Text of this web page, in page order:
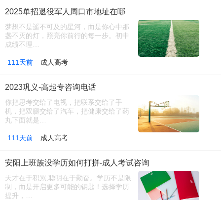
2025单招退役军人周口市地址在哪
梦想不是遥不可及的星河，而是你心中那
盏不灭的灯，照亮你前行的每一步。初中
成绩不理…
111天前 成人高考
2023巩义-高起专咨询电话
你把思考交给了电视，把联系交给了手
机，把双腿交给了汽车，把健康交给了药
丸下面就是…
111天前 成人高考
安阳上班族没学历如何打拼-成人考试咨询
天才在于积累;聪明在于勤奋。学历不是限
制，而是开启更多可能的钥匙！选择学历
提升，…